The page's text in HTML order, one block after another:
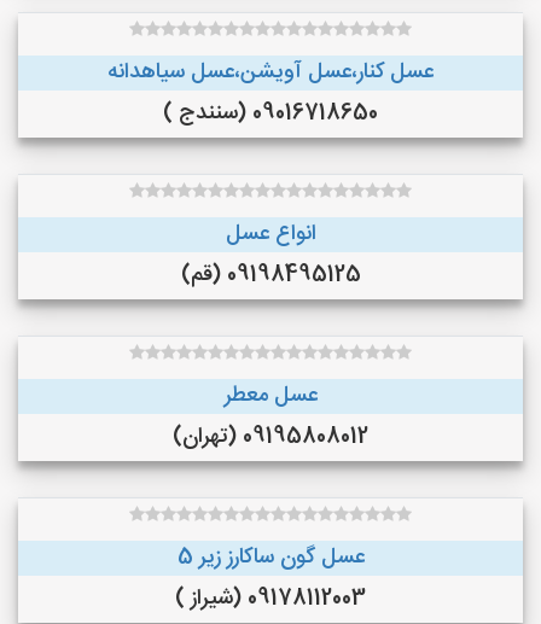
عسل کنار،عسل آویشن،عسل سیاهدانه
09016718650 (سنندج )
انواع عسل
09198495125 (قم)
عسل معطر
09195808012 (تهران)
عسل گون ساکارز زیر 5
09178112003 (شیراز )